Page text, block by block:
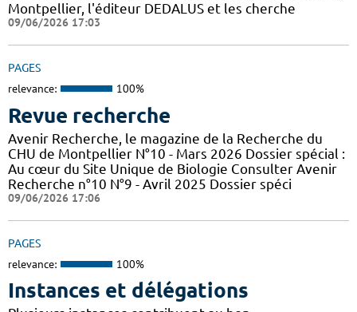
Montpellier, l'éditeur DEDALUS et les cherche
09/06/2026 17:03
PAGES
relevance: 100%
Revue recherche
Avenir Recherche, le magazine de la Recherche du
CHU de Montpellier N°10 - Mars 2026 Dossier spécial :
Au cœur du Site Unique de Biologie Consulter Avenir
Recherche n°10 N°9 - Avril 2025 Dossier spéci
09/06/2026 17:06
PAGES
relevance: 100%
Instances et délégations